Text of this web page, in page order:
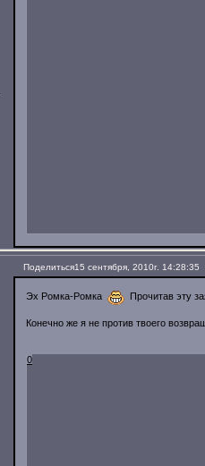
Поделиться15 сентября, 2010г. 14:28:35
Эх Ромка-Ромка Прочитав эту
Конечно же я не против твоего
0